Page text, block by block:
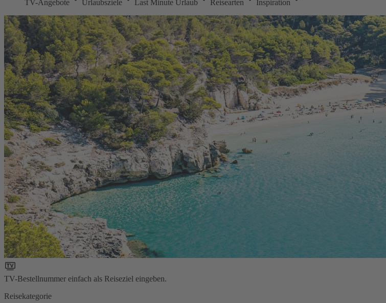
TV-Angebote Urlaubsziele Last Minute Urlaub Reisearten Inspiration
TV-Bestellnummer einfach als Reiseziel eingeben.
Reisekategorie